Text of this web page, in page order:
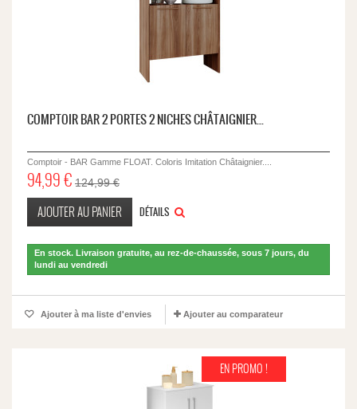
COMPTOIR BAR 2 PORTES 2 NICHES CHÂTAIGNIER...
Comptoir - BAR Gamme FLOAT. Coloris Imitation Châtaignier....
94,99 € 124,99 €
AJOUTER AU PANIER DÉTAILS
En stock. Livraison gratuite, au rez-de-chaussée, sous 7 jours, du
lundi au vendredi
Ajouter à ma liste d'envies Ajouter au comparateur
EN PROMO !